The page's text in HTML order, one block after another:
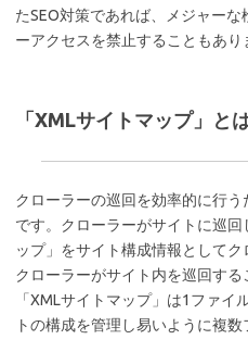
たSEO対策であれば、メジャー
ーアクセスを禁止することもあり
「XMLサイトマップ」と
クローラーの巡回を効率的に行
です。クローラーがサイトに巡
ップ」をサイト構成情報として
クローラーがサイト内を巡回する
「XMLサイトマップ」は1ファイ
トの構成を管理し易いように複